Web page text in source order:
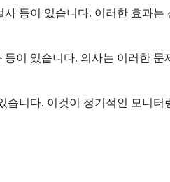
등이 있습니다. 이러한 효과
이 있습니다. 의사는 이러한
니다. 이것이 정기적인 모니